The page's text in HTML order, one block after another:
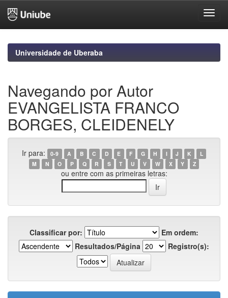
navigationUniversidade de Uberaba
Navegando por Autor
EVANGELISTA FRANCO
BORGES, CLEIDENELY
Ir para: 0-9 A B C D E F G H I J K
L
M
N O P Q R S T U V W X Y Z
ou entre com as primeiras letras:
Classificar por:
Em ordem:
Resultados/Página
Registro(s):